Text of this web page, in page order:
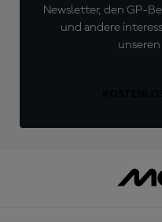
Newsletter, den GP-
und andere